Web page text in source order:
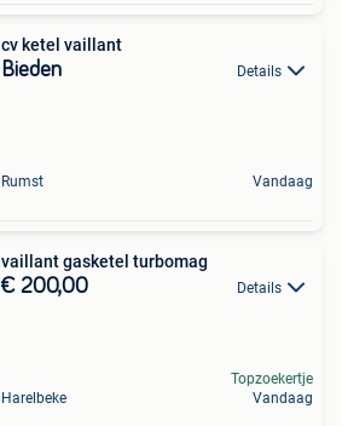
cv ketel vaillant
Bieden Details
Rumst Vandaag
vaillant gasketel turbomag
€ 200,00 Details
Harelbeke
Topzoekertje
Vandaag